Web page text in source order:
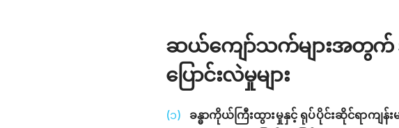
ဆယ်ကျော်သက်များအတွက် အ
ပြောင်းလဲမှုများ
ခန္ဓာကိုယ်ကြီးထွားမှုနှင့် ရုပ်ပိုင်းဆိုင်ရာကျန်း